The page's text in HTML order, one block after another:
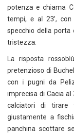
potenza e chiama
tempi, e al 23’,
specchio della
tristezza.
La risposta
pretenzioso di
con i pugni da
imprecisa di Cacia al
calciatori di tirare
giustamente a
panchina scottare